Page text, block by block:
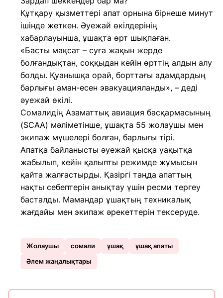
Құтқару қызметтері апат орнына бірнеше минут
ішінде жеткен. Әуежай өкілдерінің
хабарлауынша, ұшақта өрт шықпаған.
«Басты мақсат – суға жақын жерде
болғандықтан, соққыдан кейін өрттің алдын алу
болды. Қуанышқа орай, борттағы адамдардың
барлығы аман-есен эвакуацияланды», – деді
әуежай өкілі.
Сомалидің Азаматтық авиация басқармасының
(SCAA) мәліметінше, ұшақта 55 жолаушы мен
экипаж мүшелері болған, барлығы тірі.
Апатқа байланысты әуежай қысқа уақытқа
жабылып, кейін қалыпты режимде жұмысын
қайта жалғастырды. Қазіргі таңда апаттың
нақты себептерін анықтау үшін ресми тергеу
басталды. Мамандар ұшақтың техникалық
жағдайы мен экипаж әрекеттерін тексеруде.
Жолаушы сомали ұшақ
ұшақ апаты
Әлем жаңалықтары